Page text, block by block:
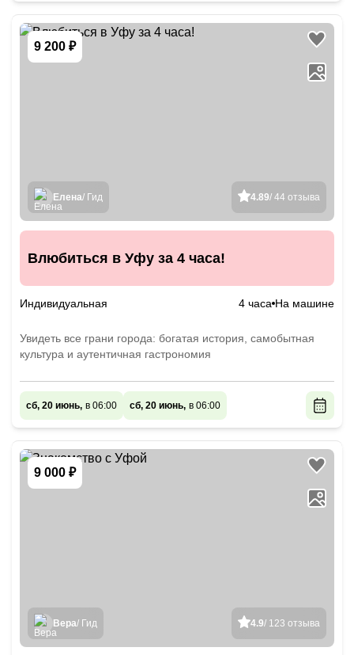
9 200 ₽
4.89/ 44 отзыва
Елена/ Гид
Влюбиться в Уфу за 4 часа!
Индивидуальная 4 часа На машине
Увидеть все грани города: богатая история, самобытная
культура и аутентичная гастрономия
сб, 20 июнь, в 06:00 сб, 20 июнь, в 06:00
9 000 ₽
4.9/ 123 отзыва
Вера/ Гид